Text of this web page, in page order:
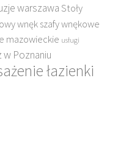
warszawaStoły
wnęk szafy wnękowe
mazowieckie usługi
Poznaniu
łazienki